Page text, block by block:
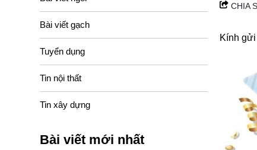
Bài viết gạch
Tuyển dụng
Tin nội thất
Tin xây dựng
Bài viết mới nhất
CHIA
Kính